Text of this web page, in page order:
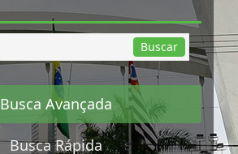
Buscar
Busca Avançada
Busca Rápida